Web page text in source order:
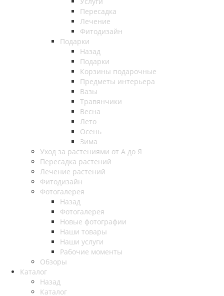
Пересадка
Лечение
Фитодизайн
Подарки
Назад
Подарки
Корзины подарочные
Предметы интерьера
Вазы
Травянчики
Весна
Лето
Осень
Зима
Уход за растениями от А до Я
Пересадка растений
Лечение растений
Фитодизайн
Фотогалерея
Назад
Фотогалерея
Новые фотографии
Наши товары
Наши услуги
Рабочие моменты
Обзоры
Каталог
Назад
Каталог